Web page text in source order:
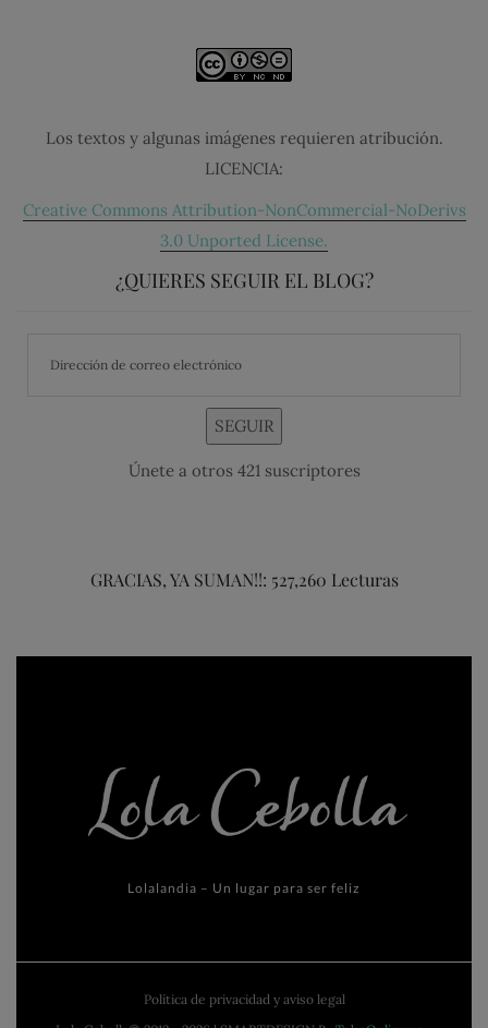
Los textos y algunas imágenes requieren atribución.
LICENCIA:
Creative Commons Attribution-NonCommercial-NoDerivs
3.0 Unported License.
¿QUIERES SEGUIR EL BLOG?
SEGUIR
Únete a otros 421 suscriptores
GRACIAS, YA SUMAN!!: 527,260 Lecturas
Lolalandia – Un lugar para ser feliz
Política de privacidad y aviso legal